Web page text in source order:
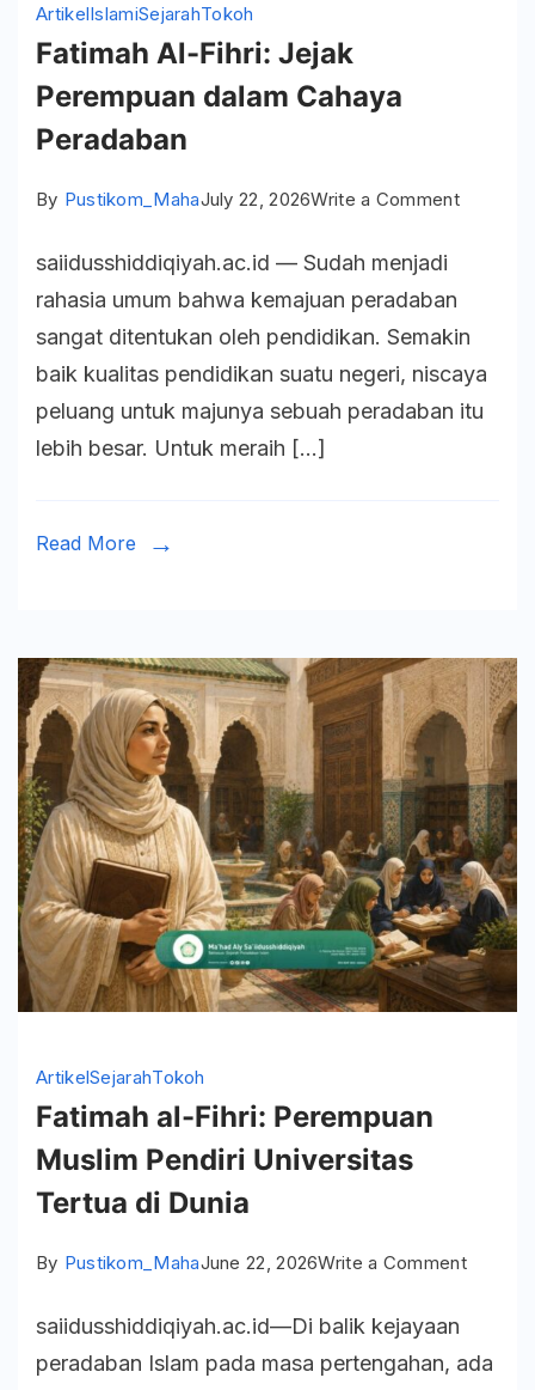
ArtikelIslamiSejarahTokoh
Fatimah Al-Fihri: Jejak
Perempuan dalam Cahaya
Peradaban
By Pustikom_MahaJuly 22, 2026Write a Commenton
Jejak
dalam
saiidusshiddiqiyah.ac.id — Sudah menjadi
rahasia umum bahwa kemajuan peradaban
sangat ditentukan oleh pendidikan. Semakin
baik kualitas pendidikan suatu negeri, niscaya
peluang untuk majunya sebuah peradaban itu
lebih besar. Untuk meraih […]
Read More
ArtikelSejarahTokoh
Fatimah al-Fihri: Perempuan
Muslim Pendiri Universitas
Tertua di Dunia
By Pustikom_MahaJune 22, 2026Write a Commenton
Fihri:
saiidusshiddiqiyah.ac.id—Di balik kejayaan
peradaban Islam pada masa pertengahan, ada